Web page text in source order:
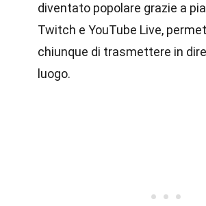
diventato popolare grazie a
Twitch e YouTube Live,
chiunque di trasmettere in
luogo.